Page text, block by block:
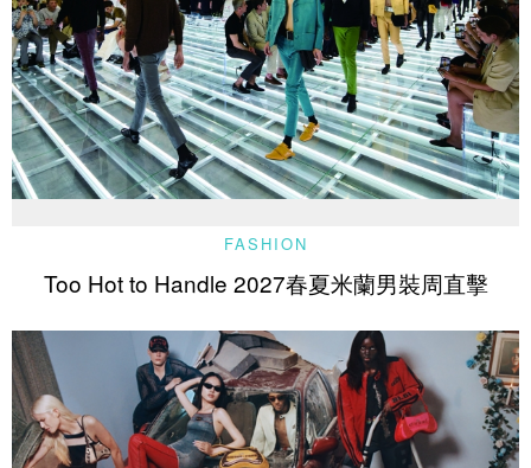
FASHION
Too Hot to Handle 2027春夏米蘭男裝周直擊